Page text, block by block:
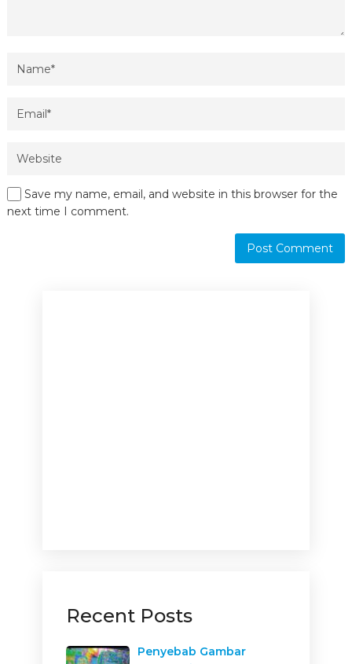
Save my name, email, and website in this browser for the
next time I comment.
Recent Posts
Penyebab Gambar